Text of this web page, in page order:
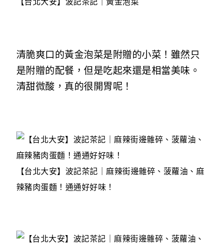
清脆爽口的黃金泡菜是附贈的小菜！雖然只
是附贈的配餐，但是吃起來還是相當美味。
清甜微酸，真的很開胃呢！
【台北大安】波記茶記｜麻辣街邊雜碎、菠蘿油、麻
辣豬肉蛋麵！通通好好味！